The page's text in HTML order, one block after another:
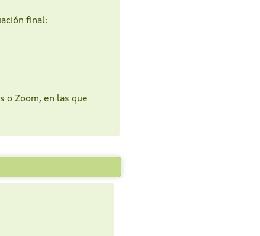
final:
o Zoom, en las que